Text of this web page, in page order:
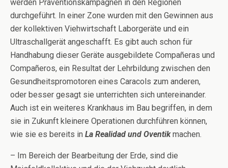
werden Präventionskampagnen in den Regionen
durchgeführt. In einer Zone wurden mit den Gewinnen aus
der kollektiven Viehwirtschaft Laborgeräte und ein
Ultraschallgerät angeschafft. Es gibt auch schon für
Handhabung dieser Geräte ausgebildete Compañeras und
Compañeros, ein Resultat der Lehrbildung zwischen den
Gesundheitspromotoren eines Caracols zum anderen,
oder besser gesagt sie unterrichten sich untereinander.
Auch ist ein weiteres Krankhaus im Bau begriffen, in dem
sie in Zukunft kleinere Operationen durchführen können,
wie sie es bereits in La Realidad und Oventikmachen.
– Im Bereich der Bearbeitung der Erde, sind die